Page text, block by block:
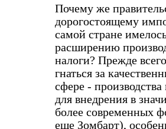
Почему же
дорогостоящему
самой стране
расширению
налоги? Прежде
гнаться за
сфере -
для внедрения в
более современных
еще Зомбарт),